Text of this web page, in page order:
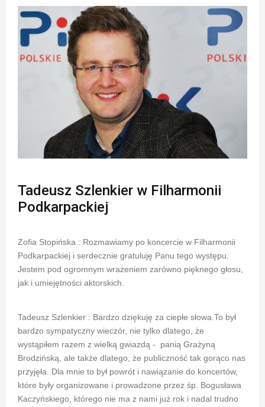
Tadeusz Szlenkier w Filharmonii
Podkarpackiej
Zofia Stopińska : Rozmawiamy po koncercie w Filharmonii
Podkarpackiej i serdecznie gratuluję Panu tego występu.
Jestem pod ogromnym wrażeniem zarówno pięknego głosu,
jak i umiejętności aktorskich.
Tadeusz Szlenkier : Bardzo dziękuję za ciepłe słowa.To był
bardzo sympatyczny wieczór, nie tylko dlatego, że
wystąpiłem razem z wielką gwiazdą - panią Grażyną
Brodzińską, ale także dlatego, że publiczność tak gorąco nas
przyjęła. Dla mnie to był powrót i nawiązanie do koncertów,
które były organizowane i prowadzone przez śp. Bogusława
Kaczyńskiego, którego nie ma z nami już rok i nadal trudno